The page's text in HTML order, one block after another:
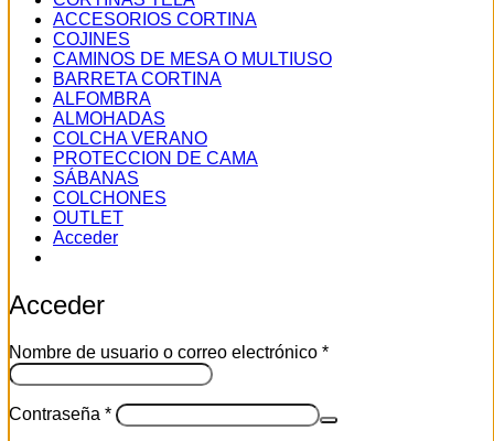
ACCESORIOS CORTINA
COJINES
CAMINOS DE MESA O MULTIUSO
BARRETA CORTINA
ALFOMBRA
ALMOHADAS
COLCHA VERANO
PROTECCION DE CAMA
SÁBANAS
COLCHONES
OUTLET
Acceder
Acceder
Nombre de usuario o correo electrónico *Obligatorio
Contraseña *Obligatorio